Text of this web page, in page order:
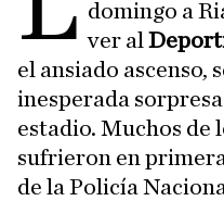
domingo a
ver al
el ansiado ascenso,
inesperada
estadio. Muchos de
sufrieron en
de la Policía